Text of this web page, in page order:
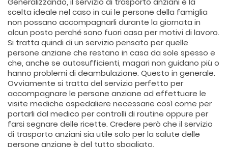
scelta ideale nel caso in cui le persone della famiglia
non possano accompagnarli durante la giornata in
alcun posto perché sono fuori casa per motivi di lavoro.
Si tratta quindi di un servizio pensato per quelle
persone anziane che restano in casa da sole spesso e
che, anche se autosufficienti, magari non guidano più o
hanno problemi di deambulazione. Questo in generale.
Ovviamente si tratta del servizio perfetto per
accompagnare le persone anziane ad effettuare le
visite mediche ospedaliere necessarie così come per
portarli dal medico per controlli di routine oppure per
farsi segnare delle ricette. Credere però che il servizio
di trasporto anziani sia utile solo per la salute delle
persone anziane è del tutto sbagliato.